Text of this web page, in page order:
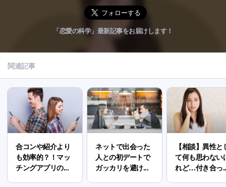
「恋愛の科学」最新記事をお届けします！
関連記事
合コンや紹介より
も効率的？！マッ
チングアプリの...
ネットで出会った
人との初デートで
ガッカリを避け...
【相談】異性と
て何も思わない
れど…付き合っ